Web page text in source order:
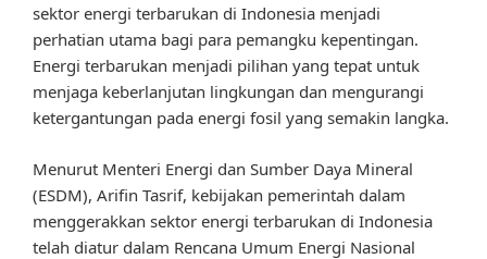
sektor energi terbarukan di Indonesia menjadi
perhatian utama bagi para pemangku kepentingan.
Energi terbarukan menjadi pilihan yang tepat untuk
menjaga keberlanjutan lingkungan dan mengurangi
ketergantungan pada energi fosil yang semakin langka.
Menurut Menteri Energi dan Sumber Daya Mineral
(ESDM), Arifin Tasrif, kebijakan pemerintah dalam
menggerakkan sektor energi terbarukan di Indonesia
telah diatur dalam Rencana Umum Energi Nasional